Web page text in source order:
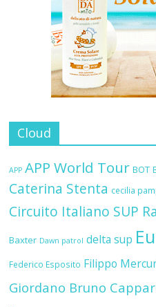
Cloud
APP APP World Tour BOT
Caterina Stenta cecilia
Circuito Italiano SUP
Baxter Dawn patrol delta sup
Federico Esposito Filippo
Giordano Bruno